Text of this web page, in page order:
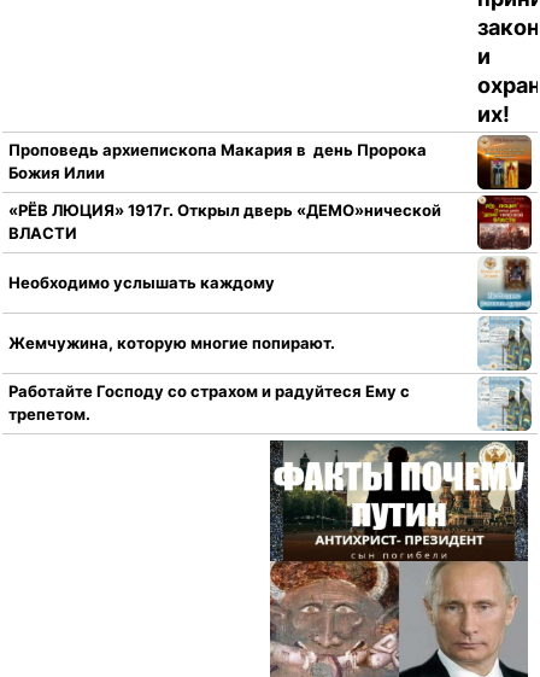
Проповедь архиепископа Макария в день Пророка
Божия Илии
«РЁВ ЛЮЦИЯ» 1917г. Открыл дверь «ДЕМО»нической
ВЛАСТИ
Необходимо услышать каждому
Жемчужина, которую многие попирают.
Работайте Господу со страхом и радуйтеся Ему с
трепетом.